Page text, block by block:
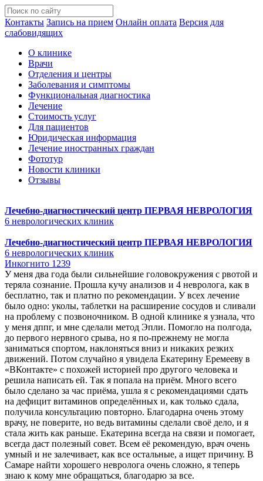
Контакты Запись на прием Онлайн оплата Версия для
слабовидящих
О клинике
Врачи
Отделения и центры
Заболевания и симптомы
Функциональная диагностика
Лечение
Стоимость услуг
Для пациентов
Юридическая информация
Лечение иностранных граждан
Фототур
Новости клиники
Отзывы
Лечебно-диагностический центр ПЕРВАЯ НЕВРОЛОГИЯ
6 неврологических клиник
Лечебно-диагностический центр ПЕРВАЯ НЕВРОЛОГИЯ
6 неврологических клиник
Инкогнито 1239
У меня два года были сильнейшие головокружения с рвотой и
теряла сознание. Прошла кучу анализов и 4 невролога, как в
бесплатно, так и платно по рекомендации. У всех лечение
было одно: уколы, таблетки на расширение сосудов и сливали
на проблему с позвоночником. В одной клинике я узнала, что
у меня дппг, и мне сделали метод Эпли. Помогло на полгода,
до первого нервного срыва, но я по-прежнему не могла
заниматься спортом, наклоняться вниз и никаких резких
движений. Потом случайно я увидела Екатерину Еремееву в
«ВКонтакте» с похожей историей про другого человека и
решила написать ей. Так я попала на приём. Много всего
было сделано за час приёма, ушла я с рекомендациями сдать
на дефицит витаминов определённых и, как только сдала,
получила консультацию повторно. Благодарна очень этому
врачу, не поверите, но ведь витамины сделали своё дело, и я
стала жить как раньше. Екатерина всегда на связи и помогает,
всегда даст полезный совет. Всем её рекомендую, врач очень
умный и не залечивает, как все остальные, а ищет причину. В
Самаре найти хорошего невролога очень сложно, я теперь
знаю к кому мне обращаться, благодарю за все.